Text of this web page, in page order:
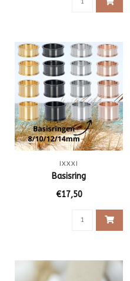
IXXXI
Basisring
€17,50